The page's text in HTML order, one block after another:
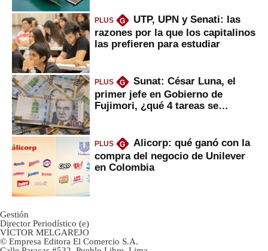
PLUS G
UTP, UPN y Senati: las
razones por la que los capitalinos
las prefieren para estudiar
PLUS G
Sunat: César Luna, el
primer jefe en Gobierno de
Fujimori, ¿qué 4 tareas se
PLUS G
Alicorp: qué ganó con la
compra del negocio de Unilever
en Colombia
Gestión
Director Periodístico (e)
VÍCTOR MELGAREJO
© Empresa Editora El Comercio S.A.